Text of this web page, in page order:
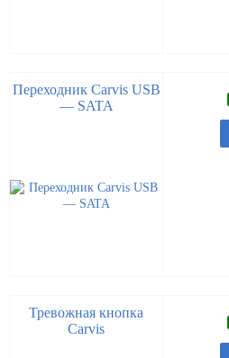
Переходник Carvis USB
— SATA
Тревожная кнопка
Carvis